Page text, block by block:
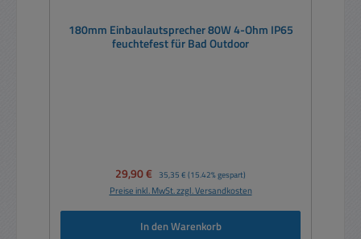
180mm Einbaulautsprecher 80W 4-Ohm IP65
feuchtefest für Bad Outdoor
Verkaufspreis:
29,90 € Regulärer Preis:
35,35 € (15.42% gespart)
Preise inkl. MwSt. zzgl. Versandkosten
In den Warenkorb